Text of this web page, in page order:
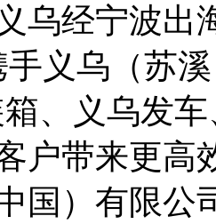
乌经宁波出
义乌（苏
、义乌发
户带来更高
国）有限公